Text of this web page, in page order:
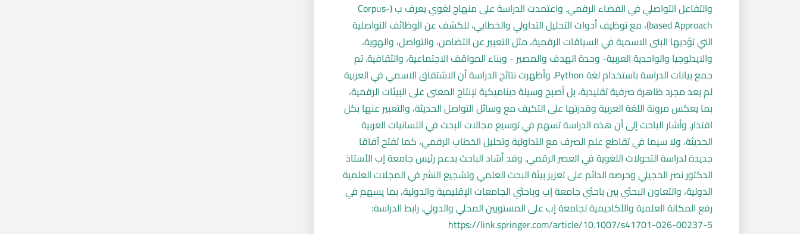
والتفاعل التواصلي في الفضاء الرقمي. واعتمدت الدراسة على منهاج لغوي يعرف ب (Corpus-
based Approach)، مع توظيف أدوات التحليل التداولي والخطابي، للكشف عن الوظائف التواصلية
التي تؤديها البنى الاسمية في السياقات الرقمية، مثل التعبير عن التضامن، والتواصل، والهوية،
والايدلوجيا والواحدية العربية- وحدة الهدف والمصير - وبناء المواقف الاجتماعية، والثقافية. تم
جمع بيانات الدراسة باستخدام لغة Python. وأظهرت نتائج الدراسة أن الاشتقاق الاسمي في العربية
لم يعد مجرد ظاهرة صرفية تقليدية، بل أصبح وسيلة ديناميكية لإنتاج المعنى على البيئات الرقمية،
بما يعكس مرونة اللغة العربية وقدرتها على التكيف مع وسائل التواصل الحديثة، والتعبير عنها بكل
اقتدار. وأشار الباحث إلى أن هذه الدراسة تسهم في توسيع مجالات البحث في اللسانيات العربية
الحديثة، ولا سيما في تقاطع علم الصرف مع التداولية وتحليل الخطاب الرقمي، كما تفتح آفاقا
جديدة لدراسة التحولات اللغوية في العصر الرقمي. وقد أشاد الباحث بدعم رئيس جامعة إب الأستاذ
الدكتور نصر الحجيلي وحرصه الدائم على تعزيز بيئة البحث العلمي وتشجيع النشر في المجلات العلمية
الدولية، والتعاون البحثي بين باحثي جامعة إب وباحثي الجامعات الإقليمية والدولية، بما يسهم في
رفع المكانة العلمية والأكاديمية لجامعة إب على المستويين المحلي والدولي. رابط الدراسة:
https://link.springer.com/article/10.1007/s41701-026-00237-5